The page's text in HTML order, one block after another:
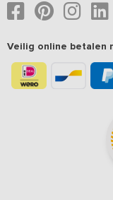
Veilig online betalen